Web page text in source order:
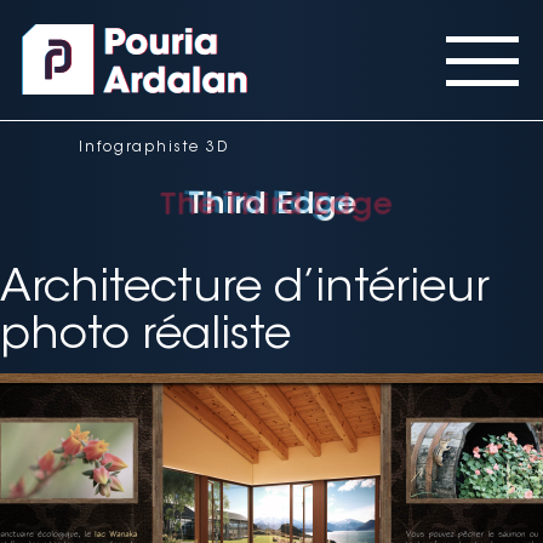
Infographiste 3D
Third Edge
Third Edge
The Third Edge
Architecture d’intérieur
photo réaliste